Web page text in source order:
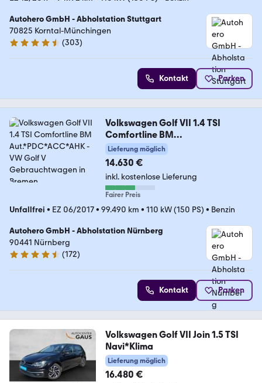
Autohero GmbH - Abholstation Stuttgart
70825 Korntal-Münchingen
4.4 Sterne
(303)
Kontakt Parken
Volkswagen Golf VII 1.4 TSI
Comfortline BM
Aut.*PDC*ACC*AHK
Lieferung möglich
14.630 €
inkl. kostenlose Lieferung
Fairer Preis
Unfallfrei • EZ 06/2017• 99.490 km • 110 kW (150 PS) • Benzin
Autohero GmbH - Abholstation Nürnberg
90441 Nürnberg
4.5 Sterne
(172)
Kontakt Parken
Volkswagen Golf VII Join 1.5 TSI
Navi*Klima
Lieferung möglich
16.480 €